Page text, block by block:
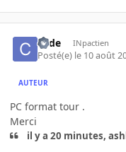
code INpactien
Posté(e) le 10 août
AUTEUR
PC format tour .
Merci
il y a 20 minutes,